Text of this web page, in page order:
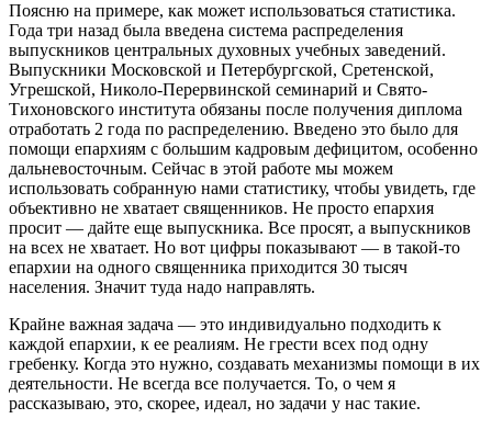
Поясню на примере, как может использоваться статистика.
Года три назад была введена система распределения
выпускников центральных духовных учебных заведений.
Выпускники Московской и Петербургской, Сретенской,
Угрешской, Николо-Перервинской семинарий и Свято-
Тихоновского института обязаны после получения диплома
отработать 2 года по распределению. Введено это было для
помощи епархиям с большим кадровым дефицитом, особенно
дальневосточным. Сейчас в этой работе мы можем
использовать собранную нами статистику, чтобы увидеть, где
объективно не хватает священников. Не просто епархия
просит — дайте еще выпускника. Все просят, а выпускников
на всех не хватает. Но вот цифры показывают — в такой-то
епархии на одного священника приходится 30 тысяч
населения. Значит туда надо направлять.
Крайне важная задача — это индивидуально подходить к
каждой епархии, к ее реалиям. Не грести всех под одну
гребенку. Когда это нужно, создавать механизмы помощи в их
деятельности. Не всегда все получается. То, о чем я
рассказываю, это, скорее, идеал, но задачи у нас такие.